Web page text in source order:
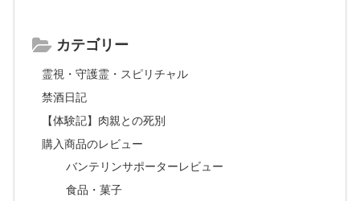
カテゴリー
霊視・守護霊・スピリチャル
禁酒日記
【体験記】肉親との死別
購入商品のレビュー
バンテリンサポーターレビュー
食品・菓子